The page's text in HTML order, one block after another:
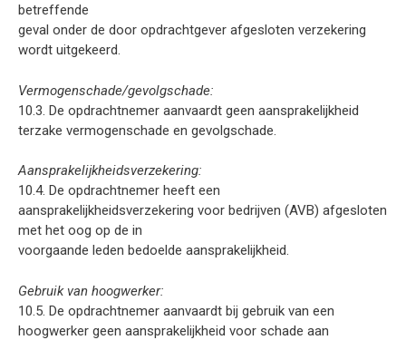
betreffende
geval onder de door opdrachtgever afgesloten verzekering
wordt uitgekeerd.
Vermogenschade/gevolgschade:
10.3. De opdrachtnemer aanvaardt geen aansprakelijkheid
terzake vermogenschade en gevolgschade.
Aansprakelijkheidsverzekering:
10.4. De opdrachtnemer heeft een
aansprakelijkheidsverzekering voor bedrijven (AVB) afgesloten
met het oog op de in
voorgaande leden bedoelde aansprakelijkheid.
Gebruik van hoogwerker:
10.5. De opdrachtnemer aanvaardt bij gebruik van een
hoogwerker geen aansprakelijkheid voor schade aan